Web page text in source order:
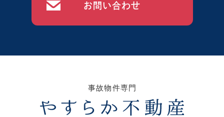
お問い合わせ